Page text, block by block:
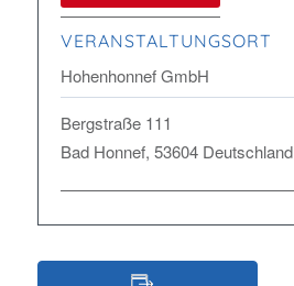
VERANSTALTUNGSORT
Hohenhonnef GmbH
Bergstraße 111
Bad Honnef, 53604 Deutschland